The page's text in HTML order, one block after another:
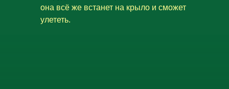
она всё же встанет на крыло и сможет
улететь.